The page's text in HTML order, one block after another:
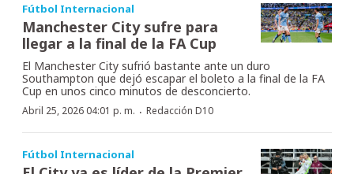
Fútbol Internacional
Manchester City sufre para
llegar a la final de la FA Cup
El Manchester City sufrió bastante ante un duro
Southampton que dejó escapar el boleto a la final de la FA
Cup en unos cinco minutos de desconcierto.
Abril 25, 2026 04:01 p. m. · Redacción D10
Fútbol Internacional